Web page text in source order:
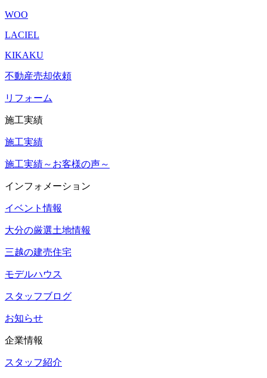
WOO
LACIEL
KIKAKU
不動産売却依頼
リフォーム
施工実績
施工実績
施工実績～お客様の声～
インフォメーション
イベント情報
大分の厳選土地情報
三越の建売住宅
モデルハウス
スタッフブログ
お知らせ
企業情報
スタッフ紹介